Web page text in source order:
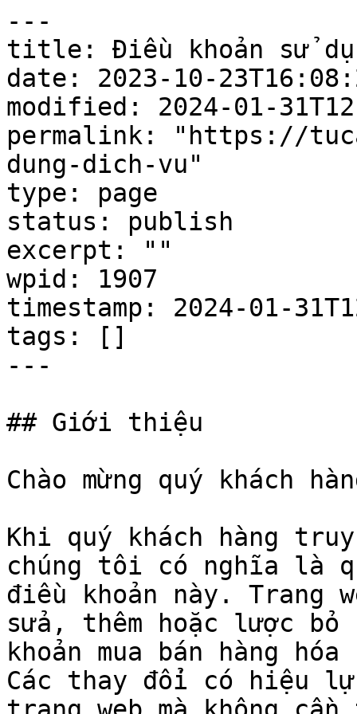
---
title: Điều khoản sử
date: 2023-10-
modified: 2024-01-
permalink: "https://
dung-dich-vu"
type: page
status: publish
excerpt: ""
wpid: 1907
timestamp: 2024-01-
tags: []
---
## Giới thiệu
Chào mừng quý khách
Khi quý khách hàng
chúng tôi có nghĩa là
điều khoản này. Trang
sửa, thêm hoặc lược
khoản mua bán hàng
Các thay đổi có hiệu